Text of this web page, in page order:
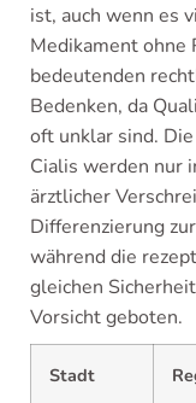
ist, auch wenn es
Medikament ohne
bedeutenden
Bedenken, da
oft unklar sind.
Cialis werden nur
ärztlicher
Differenzierung
während die
gleichen
Vorsicht geboten.
Stadt